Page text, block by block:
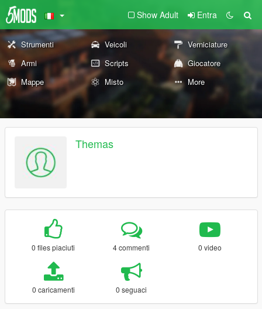
Show Adult Entra
Strumenti Veicoli
Verniciature
Armi
Scripts
Giocatore
Mappe
Misto More
Themas
0 files piaciuti 4 commenti 0 video
0 caricamenti 0 seguaci